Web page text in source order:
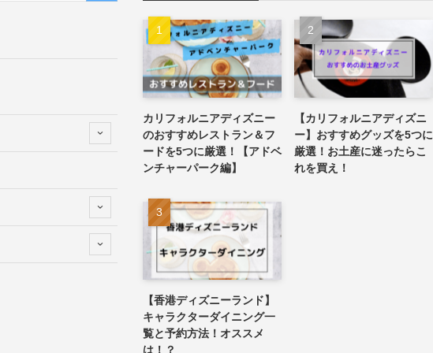
カリフォルニアディズニー
のおすすめレストラン＆フ
ードを5つに厳選！【アドベ
ンチャーパーク編】
【カリフォルニアディズニ
ー】おすすめグッズを5つに
厳選！お土産に迷ったらこ
れを買え！
【香港ディズニーランド】
キャラクターダイニング一
覧と予約方法！オススメ
は！？